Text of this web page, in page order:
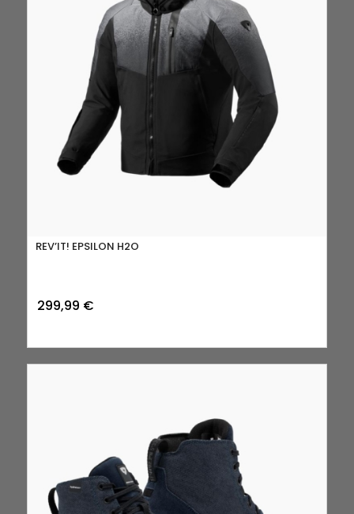
REV’IT! EPSILON H2O
299,99 €